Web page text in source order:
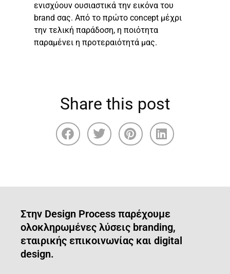
ενισχύουν ουσιαστικά την εικόνα του
brand σας. Από το πρώτο concept μέχρι
την τελική παράδοση, η ποιότητα
παραμένει η προτεραιότητά μας.
Share this post
Στην Design Process παρέχουμε
ολοκληρωμένες λύσεις branding,
εταιρικής επικοινωνίας και digital
design.